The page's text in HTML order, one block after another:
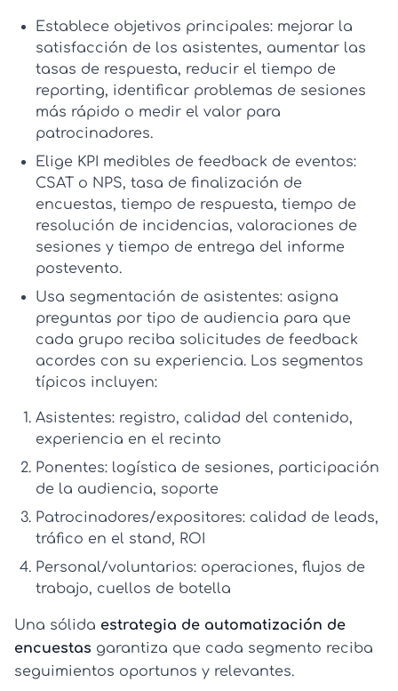
Establece objetivos principales: mejorar la
satisfacción de los asistentes, aumentar las
tasas de respuesta, reducir el tiempo de
reporting, identificar problemas de sesiones
más rápido o medir el valor para
patrocinadores.
Elige KPI medibles de feedback de eventos:
CSAT o NPS, tasa de finalización de
encuestas, tiempo de respuesta, tiempo de
resolución de incidencias, valoraciones de
sesiones y tiempo de entrega del informe
postevento.
Usa segmentación de asistentes: asigna
preguntas por tipo de audiencia para que
cada grupo reciba solicitudes de feedback
acordes con su experiencia. Los segmentos
típicos incluyen:
Asistentes: registro, calidad del contenido,
experiencia en el recinto
Ponentes: logística de sesiones, participación
de la audiencia, soporte
Patrocinadores/expositores: calidad de leads,
tráfico en el stand, ROI
Personal/voluntarios: operaciones, flujos de
trabajo, cuellos de botella
Una sólida estrategia de automatización de
encuestas garantiza que cada segmento reciba
seguimientos oportunos y relevantes.